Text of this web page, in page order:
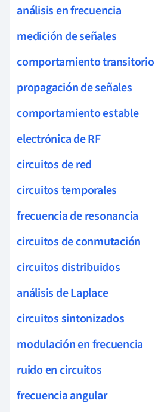
análisis en frecuencia
medición de señales
comportamiento transitorio
propagación de señales
comportamiento estable
electrónica de RF
circuitos de red
circuitos temporales
frecuencia de resonancia
circuitos de conmutación
circuitos distribuidos
análisis de Laplace
circuitos sintonizados
modulación en frecuencia
ruido en circuitos
frecuencia angular